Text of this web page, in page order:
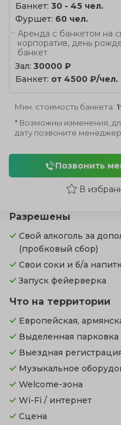
Разрешены
Свой алкоголь за
(пробковый сбор)
Свои соки и б/а
Запуск фейерверка
Что на территории
Европейская,
Выделенная парковка
Выездная
Музыкальное
Welcome-зона
Wi-Fi / интернет
Сцена
Банкет: 30 - 45 чел.
Фуршет: 60 чел.
Аренда с банкетом на
корпоратив, день
банкет
Зал: 30000 ₽
Банкет: от 4500 ₽/чел.
Мин. стоимость банкета:
* Возможны изменения,
дату позвоните
Позвонить